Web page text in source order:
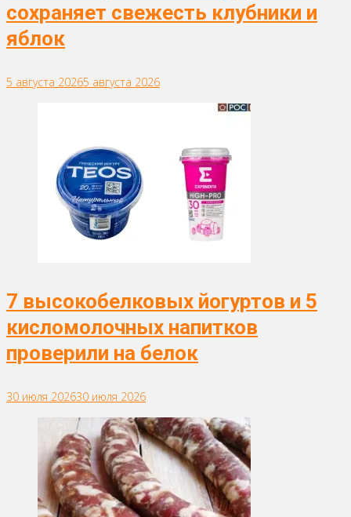
сохраняет свежесть клубники и
яблок
5 августа 20265 августа 2026
7 высокобелковых йогуртов и 5
кисломолочных напитков
проверили на белок
30 июля 202630 июля 2026